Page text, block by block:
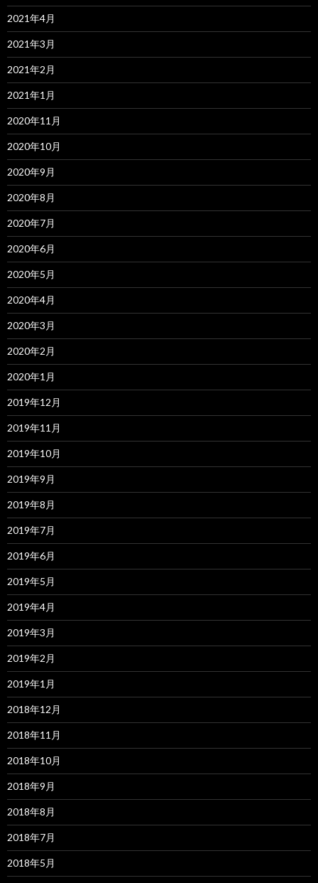
2021年4月
2021年3月
2021年2月
2021年1月
2020年11月
2020年10月
2020年9月
2020年8月
2020年7月
2020年6月
2020年5月
2020年4月
2020年3月
2020年2月
2020年1月
2019年12月
2019年11月
2019年10月
2019年9月
2019年8月
2019年7月
2019年6月
2019年5月
2019年4月
2019年3月
2019年2月
2019年1月
2018年12月
2018年11月
2018年10月
2018年9月
2018年8月
2018年7月
2018年5月